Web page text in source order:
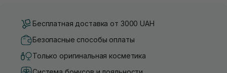
Бесплатная доставка от 3000 UAH
Безопасные способы оплаты
Только оригинальная косметика